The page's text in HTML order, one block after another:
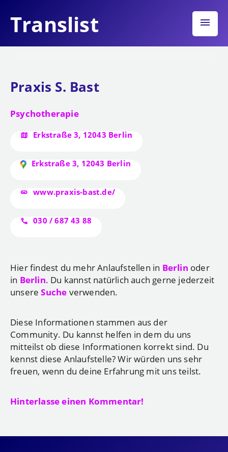
Translist menu
Praxis S. Bast
Psychotherapie
Erkstraße 3, 12043 Berlin
Erkstraße 3, 12043 Berlin
www.praxis-bast.de/
030 / 687 43 88
Hier findest du mehr Anlaufstellen in Berlin oder
in Berlin. Du kannst natürlich auch gerne jederzeit
unsereSuche verwenden.
Diese Informationen stammen aus der
Community. Du kannst helfen in dem du uns
mitteilst ob diese Informationen korrekt sind. Du
kennst diese Anlaufstelle? Wir würden uns sehr
freuen, wenn du deine Erfahrung mit uns teilst.
Hinterlasse einen Kommentar!